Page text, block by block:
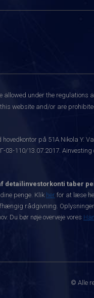
allowed under the regulations
website and/or are
på 51A Nikola Y.
03-110/13.07.2017.
detailinvestorkonti taber
penge. Klik her for at læse
rådgivning.
Du bør nøje overveje vores
© Alle